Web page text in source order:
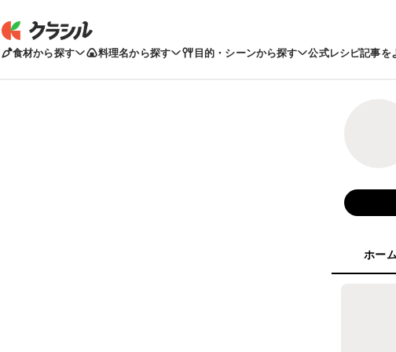
食材から探す 料理名から探す 目的・シーンから探す 公式レシピ記事を
ホーム